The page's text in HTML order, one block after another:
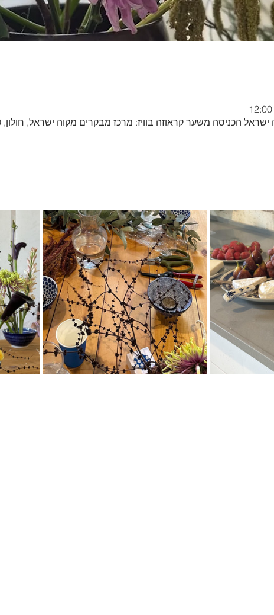
הכניסה משער קראוזה בוויז: מרכז מבקרים מקוה ישראל, חולון, 5891000, ישראל